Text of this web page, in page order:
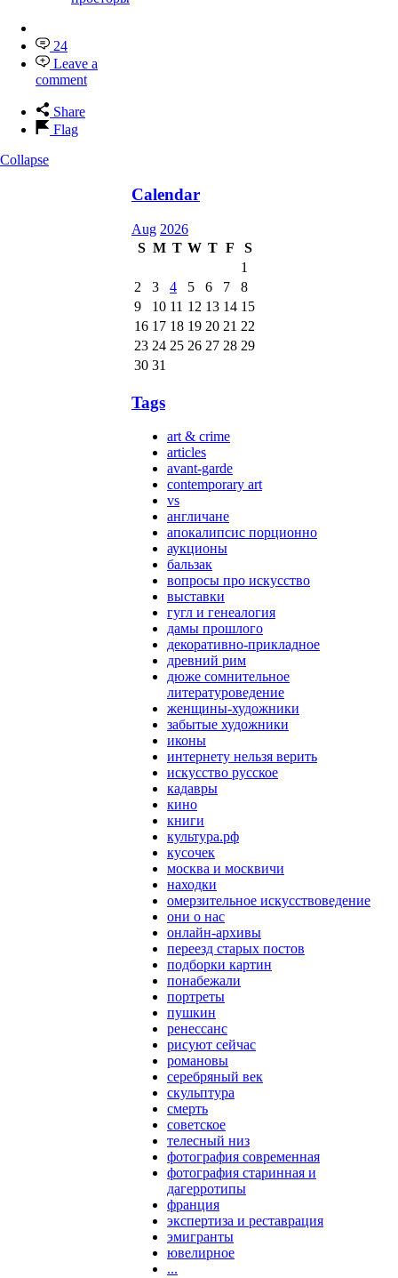
24
Leave a
comment
Share
Flag
Collapse
Calendar
Aug 2026
S M T W T F
S
1
2
3 4 5 6 7
8
9
10 11 12 13 14 15
16 17 18 19 20 21 22
23 24 25 26 27 28 29
30 31
Tags
art & crime
articles
avant-garde
contemporary art
vs
англичане
апокалипсис порционно
аукционы
бальзак
вопросы про искусство
выставки
гугл и генеалогия
дамы прошлого
декоративно-прикладное
древний рим
дюже сомнительное
литературоведение
женщины-художники
забытые художники
иконы
интернету нельзя верить
искусство русское
кадавры
кино
книги
культура.рф
кусочек
москва и москвичи
находки
омерзительное искусствоведение
они о нас
онлайн-архивы
переезд старых постов
подборки картин
понабежали
портреты
пушкин
ренессанс
рисуют сейчас
романовы
серебряный век
скульптура
смерть
советское
телесный низ
фотография современная
фотография старинная и
дагерротипы
франция
экспертиза и реставрация
эмигранты
ювелирное
...